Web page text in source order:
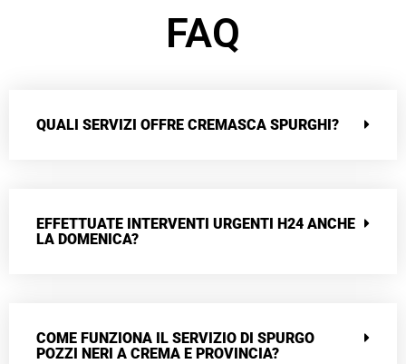
FAQ
QUALI SERVIZI OFFRE CREMASCA SPURGHI?
EFFETTUATE INTERVENTI URGENTI H24 ANCHE
LA DOMENICA?
COME FUNZIONA IL SERVIZIO DI SPURGO
POZZI NERI A CREMA E PROVINCIA?